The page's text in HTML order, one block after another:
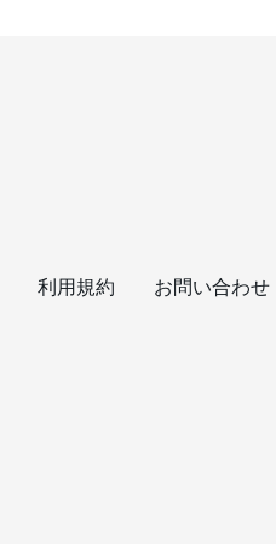
利用規約 お問い合わせ